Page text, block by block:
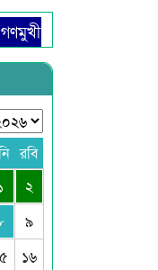
শিক্ষা ব্যবস্থা
জোটে বাংলাদেশকে
রবি
২
৯
১৬